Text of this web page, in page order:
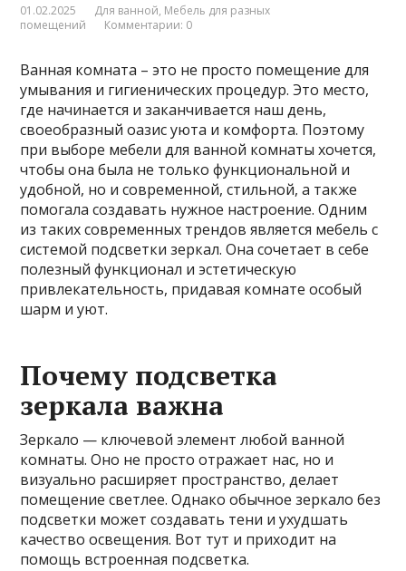
01.02.2025 Для ванной, Мебель для разных
помещений
Комментарии: 0
Ванная комната – это не просто помещение для
умывания и гигиенических процедур. Это место,
где начинается и заканчивается наш день,
своеобразный оазис уюта и комфорта. Поэтому
при выборе мебели для ванной комнаты хочется,
чтобы она была не только функциональной и
удобной, но и современной, стильной, а также
помогала создавать нужное настроение. Одним
из таких современных трендов является мебель с
системой подсветки зеркал. Она сочетает в себе
полезный функционал и эстетическую
привлекательность, придавая комнате особый
шарм и уют.
Почему подсветка
зеркала важна
Зеркало — ключевой элемент любой ванной
комнаты. Оно не просто отражает нас, но и
визуально расширяет пространство, делает
помещение светлее. Однако обычное зеркало без
подсветки может создавать тени и ухудшать
качество освещения. Вот тут и приходит на
помощь встроенная подсветка.